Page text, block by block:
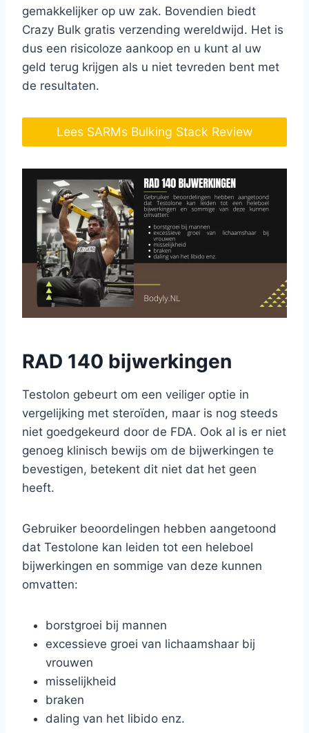
gemakkelijker op uw zak. Bovendien biedt
Crazy Bulk gratis verzending wereldwijd. Het is
dus een risicoloze aankoop en u kunt al uw
geld terug krijgen als u niet tevreden bent met
de resultaten.
Lees SARMs Bulking Stack Review
RAD 140 bijwerkingen
Testolon gebeurt om een veiliger optie in
vergelijking met steroïden, maar is nog steeds
niet goedgekeurd door de FDA. Ook al is er niet
genoeg klinisch bewijs om de bijwerkingen te
bevestigen, betekent dit niet dat het geen
heeft.
Gebruiker beoordelingen hebben aangetoond
dat Testolone kan leiden tot een heleboel
bijwerkingen en sommige van deze kunnen
omvatten:
borstgroei bij mannen
excessieve groei van lichaamshaar bij
vrouwen
misselijkheid
braken
daling van het libido enz.